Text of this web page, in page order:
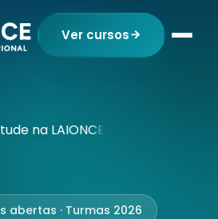
Ver cursos
abertas · Turmas 2026